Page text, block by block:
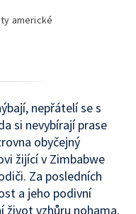
americké
nepřátelí se s
si nevybírají prase
obyčejný
žijící v Zimbabwe
Za posledních
a jeho podivní
život vzhůru nohama.